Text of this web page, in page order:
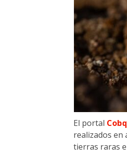
El portal
realizados en
tierras raras